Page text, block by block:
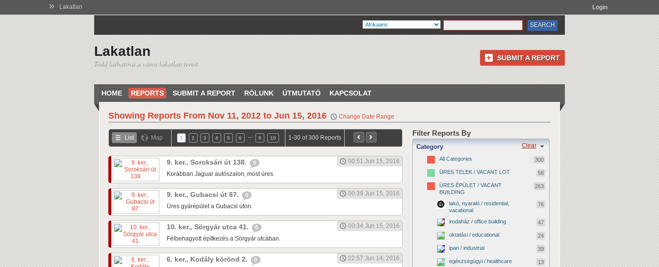
» Lakatlan Login
Lakatlan
Tedd láthatóvá a város lakatlan tereit
SUBMIT A REPORT
HOME REPORTS SUBMIT A REPORT RÓLUNK ÚTMUTATÓ KAPCSOLAT
Showing Reports From Nov 11, 2012 to Jun 15, 2016 Change Date Range
List Map 1 2 3 4 5 6 9 10 1-30 of 300 Reports
9. ker., Soroksári út 138. 0
00:51 Jun 15, 2016
Korábban Jaguar autószalon, most üres.
9. ker., Gubacsi út 87. 0
00:39 Jun 15, 2016
Üres gyárépület a Gubacsi úton.
10. ker., Sörgyár utca 41. 0
00:34 Jun 15, 2016
Félbehagyott építkezés a Sörgyár utcában.
6. ker., Kodály körönd 2. 0
22:57 Jun 14, 2016
Filter Reports By
Clear
Category
All Categories 300
ÜRES TELEK / VACANT LOT 58
ÜRES ÉPÜLET / VACANT
BUILDING
263
lakó, nyaraló / residential,
vacational
76
irodaház / office building 47
oktatási / educational 24
ipari / industrial 39
egészségügyi / healthcare 13